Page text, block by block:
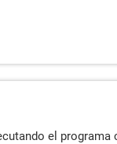
el